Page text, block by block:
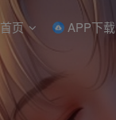
页 APP下载